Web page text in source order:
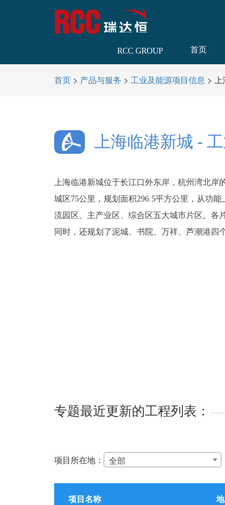
RCC GROUP 首页
首页 > 产品与服务 > 工业及能源项目信息 > 上
上海临港新城 -
上海临港新城位于长江口外东岸，杭州湾北岸
城区75公里，规划面积296.5平方公里，从功
流园区、主产业区、综合区五大城市片区。各
同时，还规划了泥城、书院、万祥、芦潮港四
专题最近更新的工程列表：
项目所在地： 全部
项目名称